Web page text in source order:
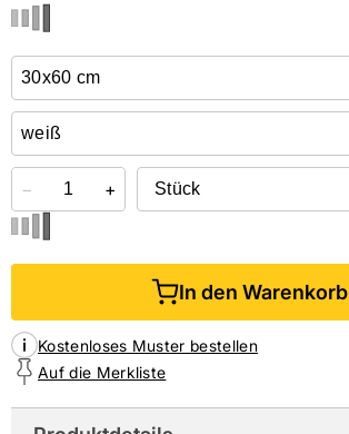
Online kaufen &
− +
In den Warenkorb
Kostenloses Muster bestellen
Auf die Merkliste